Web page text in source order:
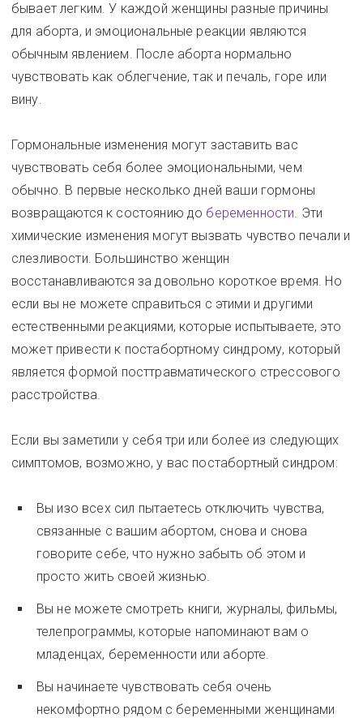
бывает легким. У каждой женщины разные причины
для аборта, и эмоциональные реакции являются
обычным явлением. После аборта нормально
чувствовать как облегчение, так и печаль, горе или
вину.
Гормональные изменения могут заставить вас
чувствовать себя более эмоциональными, чем
обычно. В первые несколько дней ваши гормоны
возвращаются к состоянию до беременности. Эти
химические изменения могут вызвать чувство печали и
слезливости. Большинство женщин
восстанавливаются за довольно короткое время. Но
если вы не можете справиться с этими и другими
естественными реакциями, которые испытываете, это
может привести к постабортному синдрому, который
является формой посттравматического стрессового
расстройства.
Если вы заметили у себя три или более из следующих
симптомов, возможно, у вас постабортный синдром:
Вы изо всех сил пытаетесь отключить чувства,
связанные с вашим абортом, снова и снова
говорите себе, что нужно забыть об этом и
просто жить своей жизнью.
Вы не можете смотреть книги, журналы, фильмы,
телепрограммы, которые напоминают вам о
младенцах, беременности или аборте.
Вы начинаете чувствовать себя очень
некомфортно рядом с беременными женщинами